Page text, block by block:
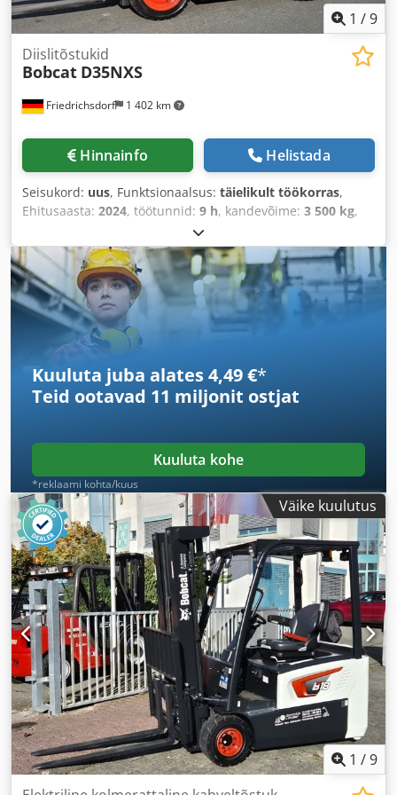
1 /9
Friedrichsdorf 1 402 km
Diislitõstukid
Bobcat D35NXS
Hinnainfo Helistada
Seisukord: uus, Funktsionaalsus: täielikult töökorras,
Ehitusaasta: 2024, töötunnid: 9 h, kandevõime: 3 500 kg,
, vaba tõstekõrgus:
kütuse tüüp:diisel, masti tüüp:kolmekordne (triplex),
ehituskõrgus:2 350 mm, võimsus:45 kW (61,18 hj),
kahvliga kanduri laius:1 190 mm , kahvli pikkus:1 200 mm,
tühimass:4 850 kg, kogupikkus: 2 750 mm , veotüüp:
Diesel, ehituslaius: 1 290 mm,
Kuuluta juba alates 4,49 €*
Teid ootavad 11 miljonit ostjat
Kuuluta kohe
*reklaami kohta/kuus
Väike kuulutus
1 /9